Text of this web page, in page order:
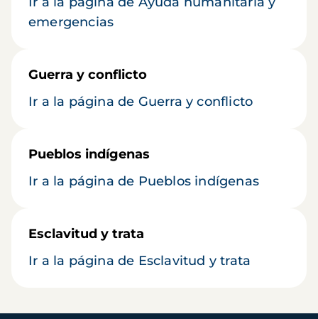
emergencias
Guerra y conflicto
Ir a la página de Guerra y conflicto
Pueblos indígenas
Ir a la página de Pueblos indígenas
Esclavitud y trata
Ir a la página de Esclavitud y trata